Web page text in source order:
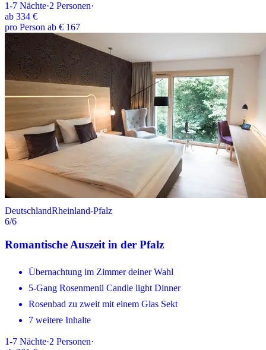
1-7 Nächte·2 Personen·
ab 334 €
pro Person ab € 167
DeutschlandRheinland-Pfalz
6/6
Romantische Auszeit in der Pfalz
Übernachtung im Zimmer deiner Wahl
5-Gang Rosenmenü Candle light Dinner
Rosenbad zu zweit mit einem Glas Sekt
7 weitere Inhalte
1-7 Nächte·2 Personen·